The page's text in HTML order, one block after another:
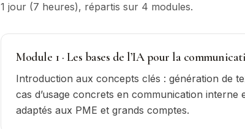
1 jour (7 heures), répartis sur 4 modules.
Module 1· Les bases de l’IA pour la
Introduction aux concepts clés : génération de
cas d’usage concrets en communication
adaptés aux PME et grands comptes.